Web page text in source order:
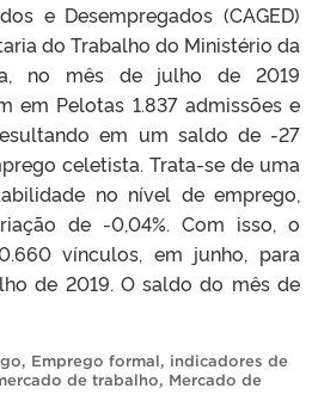
e Desempregados (CAGED)
do Trabalho do Ministério da
no mês de julho de 2019
em Pelotas 1.837 admissões e
em um saldo de -27
celetista. Trata-se de uma
no nível de emprego,
de -0,04%. Com isso, o
vínculos, em junho, para
de 2019. O saldo do mês de
, Emprego formal, indicadores de
de trabalho, Mercado de